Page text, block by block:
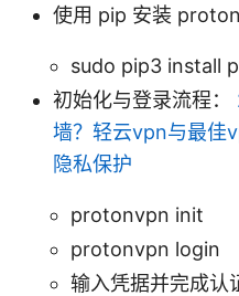
使用 pip 安装
sudo pip3 install
初始化与登录流程：
墙？轻云vpn与最佳
隐私保护
protonvpn init
protonvpn login
输入凭据并完成认